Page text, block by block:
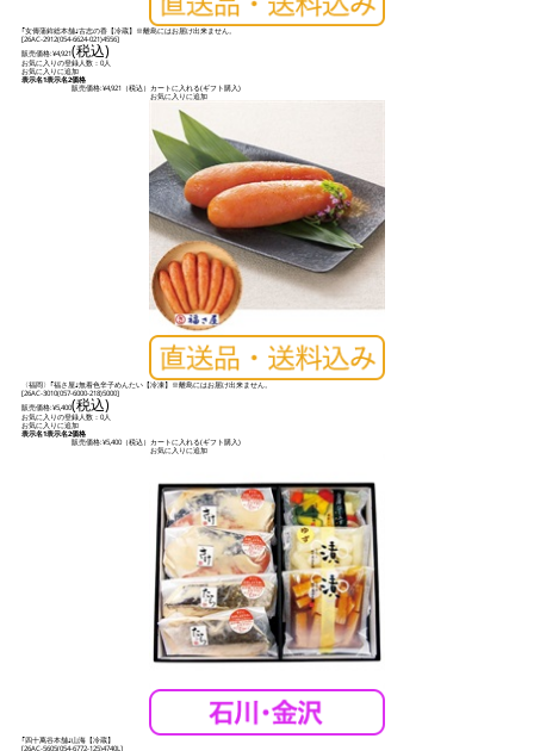
｢女傳蒲鉾総本舗｣古志の香【冷蔵】※離島にはお届け出来ません。
[26AC-2912(054-6624-021)4556]
販売価格:¥4,921(税込)
お気に入りの登録人数：0人
お気に入りに追加
表示名1表示名2価格
販売価格:¥4,921（税込） カートに入れる(ギフト購入)
お気に入りに追加
〈福岡〉｢福さ屋｣無着色辛子めんたい【冷凍】※離島にはお届け出来ません。
[26AC-3010(057-6000-218)5000]
販売価格:¥5,400(税込)
お気に入りの登録人数：0人
お気に入りに追加
表示名1表示名2価格
販売価格:¥5,400（税込） カートに入れる(ギフト購入)
お気に入りに追加
｢四十萬谷本舗｣山海【冷蔵】
[26AC-5605(054-6772-125)4740L]